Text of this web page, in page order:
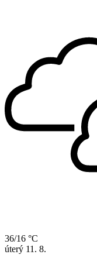
36/16 °C
úterý 11. 8.